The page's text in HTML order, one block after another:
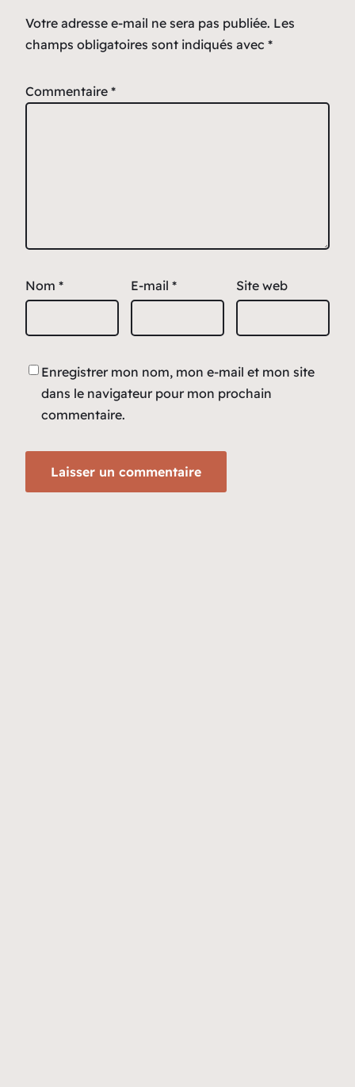
Votre adresse e-mail ne sera pas publiée. Les
champs obligatoires sont indiqués avec *
Commentaire *
Nom * E-mail * Site web
Enregistrer mon nom, mon e-mail et mon site
dans le navigateur pour mon prochain
commentaire.